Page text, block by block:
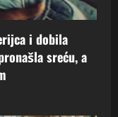
i dobila
sreću, a